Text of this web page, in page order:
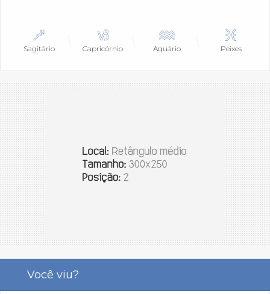
Sagitário Capricórnio Aquário Peixes
Você viu?